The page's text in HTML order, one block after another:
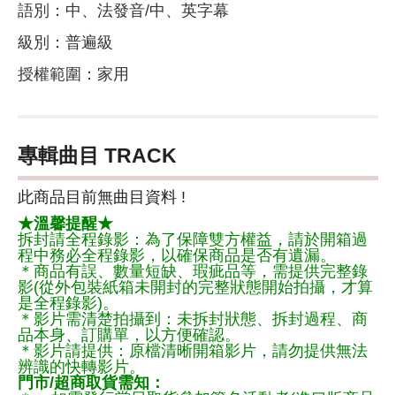
語別：中、法發音/中、英字幕
級別：普遍級
授權範圍：家用
專輯曲目 TRACK
此商品目前無曲目資料 !
★溫馨提醒★
拆封請全程錄影：為了保障雙方權益，請於開箱過
程中務必全程錄影，以確保商品是否有遺漏。
＊商品有誤、數量短缺、瑕疵品等，需提供完整錄
影(從外包裝紙箱未開封的完整狀態開始拍攝，才算
是全程錄影)。
＊影片需清楚拍攝到：未拆封狀態、拆封過程、商
品本身、訂購單，以方便確認。
＊影片請提供：原檔清晰開箱影片，請勿提供無法
辨識的快轉影片。
門市/超商取貨需知：